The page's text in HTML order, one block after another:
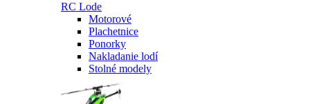
RC Lode
Motorové
Plachetnice
Ponorky
Nakladanie lodí
Stolné modely